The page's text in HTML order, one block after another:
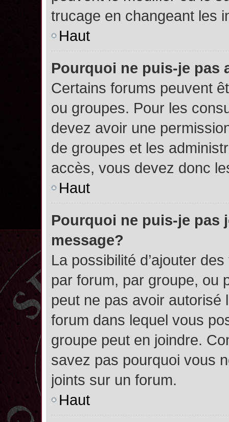
trucage en changeant les
Haut
Pourquoi ne puis-je pas
Certains forums peuvent
ou groupes. Pour les
devez avoir une
de groupes et les
accès, vous devez donc
Haut
Pourquoi ne puis-je pas
message?
La possibilité d’ajouter
par forum, par groupe, ou
peut ne pas avoir autorisé
forum dans lequel vous
groupe peut en joindre.
savez pas pourquoi vous
joints sur un forum.
Haut